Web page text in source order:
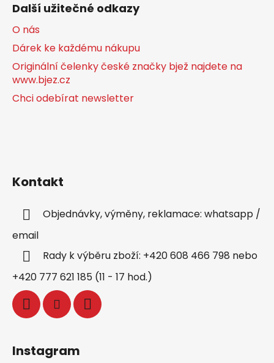
Další užitečné odkazy
O nás
Dárek ke každému nákupu
Originální čelenky české značky bjež najdete na
www.bjez.cz
Chci odebírat newsletter
Kontakt
Objednávky, výměny, reklamace: whatsapp /
email
Rady k výběru zboží: +420 608 466 798 nebo
+420 777 621 185 (11 - 17 hod.)
Instagram